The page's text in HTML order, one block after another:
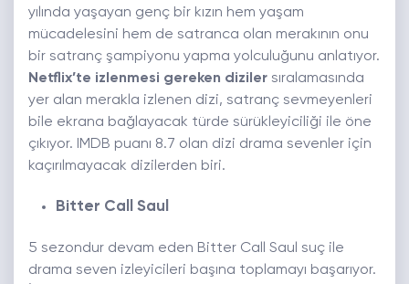
yılında yaşayan genç bir kızın hem yaşam
mücadelesini hem de satranca olan merakının onu
bir satranç şampiyonu yapma yolculuğunu anlatıyor.
Netflix’te izlenmesi gereken diziler sıralamasında
yer alan merakla izlenen dizi, satranç sevmeyenleri
bile ekrana bağlayacak türde sürükleyiciliği ile öne
çıkıyor. IMDB puanı 8.7 olan dizi drama sevenler için
kaçırılmayacak dizilerden biri.
Bitter Call Saul
5 sezondur devam eden Bitter Call Saul suç ile
drama seven izleyicileri başına toplamayı başarıyor.